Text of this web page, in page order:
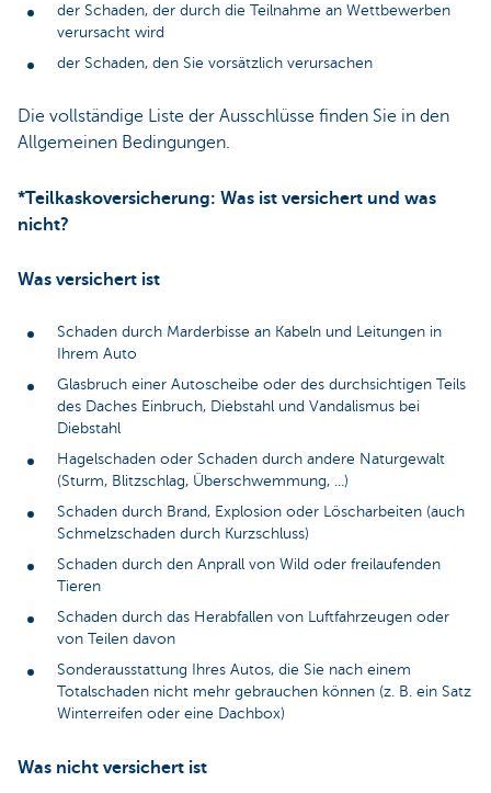
der Schaden, der durch die Teilnahme an Wettbewerben
verursacht wird
der Schaden, den Sie vorsätzlich verursachen
Die vollständige Liste der Ausschlüsse finden Sie in den
Allgemeinen Bedingungen.
*Teilkaskoversicherung: Was ist versichert und was
nicht?
Was versichert ist
Schaden durch Marderbisse an Kabeln und Leitungen in
Ihrem Auto
Glasbruch einer Autoscheibe oder des durchsichtigen Teils
des Daches Einbruch, Diebstahl und Vandalismus bei
Diebstahl
Hagelschaden oder Schaden durch andere Naturgewalt
(Sturm, Blitzschlag, Überschwemmung, ...)
Schaden durch Brand, Explosion oder Löscharbeiten (auch
Schmelzschaden durch Kurzschluss)
Schaden durch den Anprall von Wild oder freilaufenden
Tieren
Schaden durch das Herabfallen von Luftfahrzeugen oder
von Teilen davon
Sonderausstattung Ihres Autos, die Sie nach einem
Totalschaden nicht mehr gebrauchen können (z. B. ein Satz
Winterreifen oder eine Dachbox)
Was nicht versichert ist